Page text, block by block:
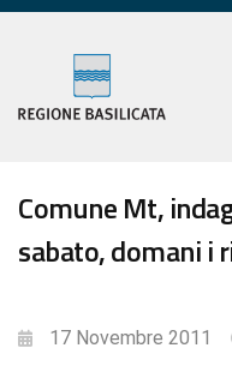
Comune Mt,
sabato, domani i
17 Novembre 2011